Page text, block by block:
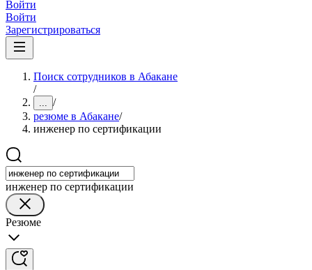
Войти
Войти
Зарегистрироваться
Поиск сотрудников в Абакане
/
... /
резюме в Абакане/
инженер по сертификации
инженер по сертификации
Резюме